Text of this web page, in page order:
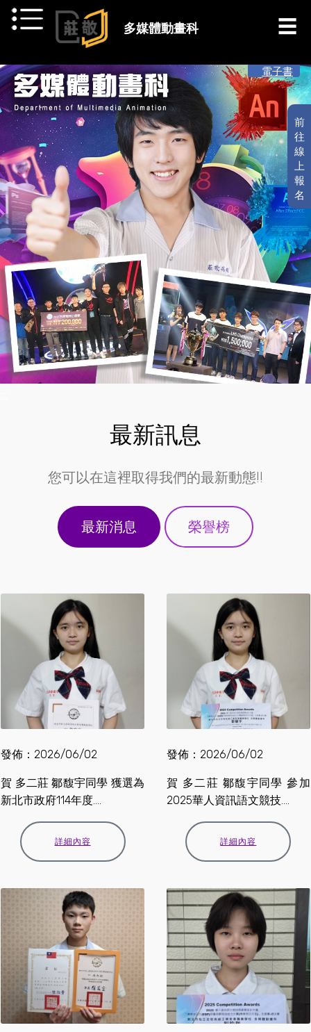
跳到主要內容
多媒體動畫科
前
往
線
上
報
名
電子書
最新訊息
您可以在這裡取得我們的最新動態!!
最新消息 榮譽榜
發佈：2026/06/02
賀 多二莊 鄒馥宇同學 獲選為
新北市政府114年度....
詳細內容
發佈：2026/06/02
賀 多二莊 鄒馥宇同學 參加
2025華人資訊語文競技....
詳細內容